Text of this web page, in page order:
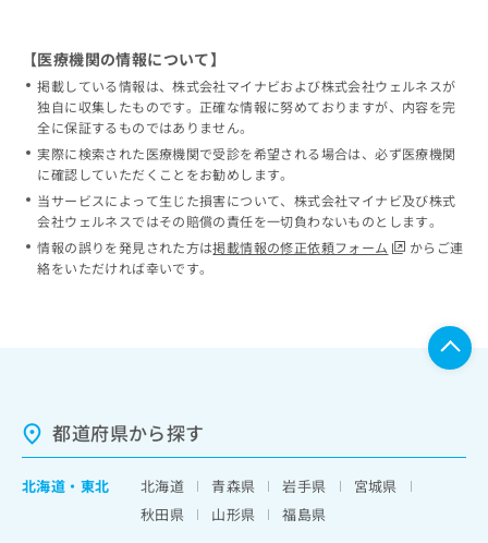
【医療機関の情報について】
掲載している情報は、株式会社マイナビおよび株式会社ウェルネスが
独自に収集したものです。正確な情報に努めておりますが、内容を完
全に保証するものではありません。
実際に検索された医療機関で受診を希望される場合は、必ず医療機関
に確認していただくことをお勧めします。
当サービスによって生じた損害について、株式会社マイナビ及び株式
会社ウェルネスではその賠償の責任を一切負わないものとします。
情報の誤りを発見された方は掲載情報の修正依頼フォーム
からご連
絡をいただければ幸いです。
都道府県から探す
北海道 ・ 東北 北海道 青森県 岩手県
宮城県
秋田県
山形県 福島県